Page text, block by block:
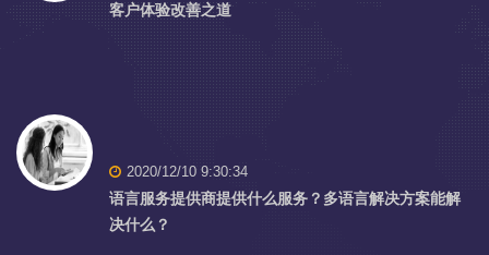
客户体验改善之道
2020/12/10 9:30:34
语言服务提供商提供什么服务？多语言解决方案能解
决什么？